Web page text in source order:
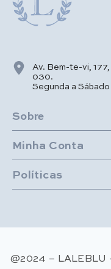
Av. Bem-te-vi,
030.
Segunda a
Sobre
Minha Conta
Políticas
@2024 –